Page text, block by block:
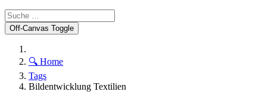
Off-Canvas Toggle
🔍 Home
Tags
Bildentwicklung Textilien